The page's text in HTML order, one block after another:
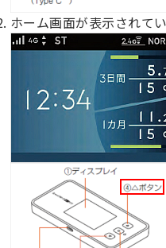
ホーム画面が表示されて